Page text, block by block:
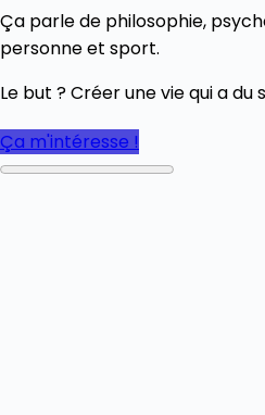
Ça parle de philosophie,
personne et sport.
Le but ? Créer une vie qui a du
Ça m'intéresse !